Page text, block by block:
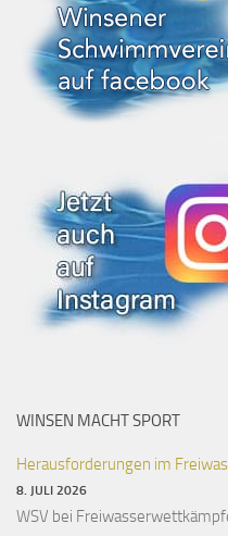
WINSEN MACHT SPORT
Herausforderungen im
8. JULI 2026
WSV bei